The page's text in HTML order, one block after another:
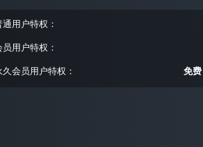
通用户特权：
员用户特权：
久会员用户特权： 免费